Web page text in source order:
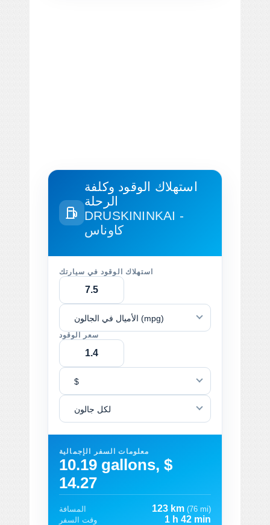
استهلاك الوقود وكلفة
الرحلة
DRUSKININKAI -
كاوناس
استهلاك الوقود في سيارتك
الأميال في الجالون (mpg)
سعر الوقود
$
لكل جالون
معلومات السفر الإجمالية
10.19 gallons, $
14.27
المسافة 123 km (76 mi)
وقت السفر
1 h 42 min